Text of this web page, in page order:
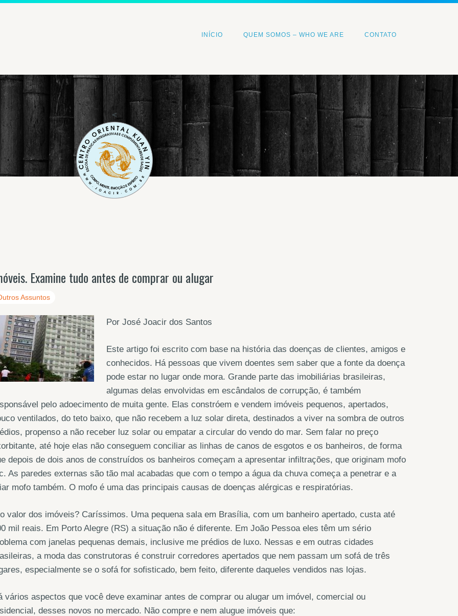
INÍCIO QUEM SOMOS – WHO WE ARE CONTATO
<
Examine tudo antes de comprar ou alugar
Assuntos
Por José Joacir dos Santos
Este artigo foi escrito com base na história das doenças de clientes, amigos e
conhecidos. Há pessoas que vivem doentes sem saber que a fonte da doença
pode estar no lugar onde mora. Grande parte das imobiliárias brasileiras,
algumas delas envolvidas em escândalos de corrupção, é também
pelo adoecimento de muita gente. Elas constróem e vendem imóveis pequenos, apertados,
ventilados, do teto baixo, que não recebem a luz solar direta, destinados a viver na sombra de outros
propenso a não receber luz solar ou empatar a circular do vendo do mar. Sem falar no preço
até hoje elas não conseguem conciliar as linhas de canos de esgotos e os banheiros, de forma
depois de dois anos de construídos os banheiros começam a apresentar infiltrações, que originam mofo
As paredes externas são tão mal acabadas que com o tempo a água da chuva começa a penetrar e a
mofo também. O mofo é uma das principais causas de doenças alérgicas e respiratórias.
valor dos imóveis? Caríssimos. Uma pequena sala em Brasília, com um banheiro apertado, custa até
mil reais. Em Porto Alegre (RS) a situação não é diferente. Em João Pessoa eles têm um sério
com janelas pequenas demais, inclusive me prédios de luxo. Nessas e em outras cidades
a moda das construtoras é construir corredores apertados que nem passam um sofá de três
especialmente se o sofá for sofisticado, bem feito, diferente daqueles vendidos nas lojas.
vários aspectos que você deve examinar antes de comprar ou alugar um imóvel, comercial ou
desses novos no mercado. Não compre e nem alugue imóveis que: